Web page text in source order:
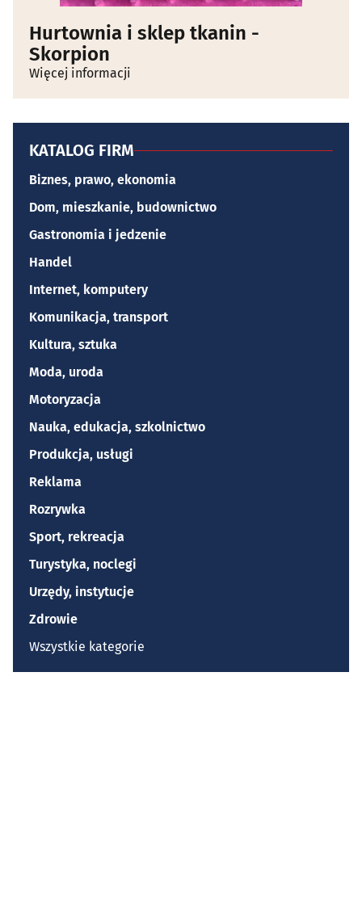
Hurtownia i sklep tkanin -
Skorpion
Więcej informacji
KATALOG FIRM
Biznes, prawo, ekonomia
Dom, mieszkanie, budownictwo
Gastronomia i jedzenie
Handel
Internet, komputery
Komunikacja, transport
Kultura, sztuka
Moda, uroda
Motoryzacja
Nauka, edukacja, szkolnictwo
Produkcja, usługi
Reklama
Rozrywka
Sport, rekreacja
Turystyka, noclegi
Urzędy, instytucje
Zdrowie
Wszystkie kategorie